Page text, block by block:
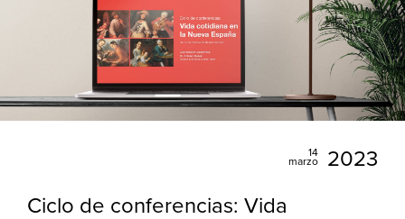
14
marzo
2023
Ciclo de conferencias: Vida